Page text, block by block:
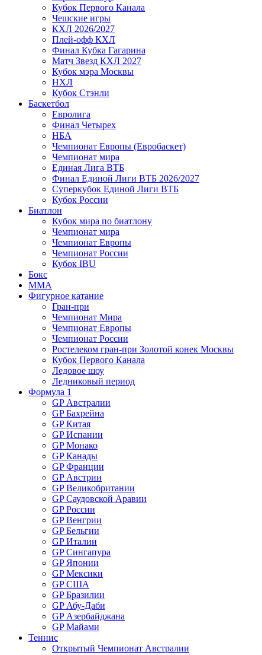
Кубок Первого Канала
Чешские игры
КХЛ 2026/2027
Плей-офф КХЛ
Финал Кубка Гагарина
Матч Звезд КХЛ 2027
Кубок мэра Москвы
НХЛ
Кубок Стэнли
Баскетбол
Евролига
Финал Четырех
НБА
Чемпионат Европы (Евробаскет)
Чемпионат мира
Единая Лига ВТБ
Финал Единой Лиги ВТБ 2026/2027
Суперкубок Единой Лиги ВТБ
Кубок России
Биатлон
Кубок мира по биатлону
Чемпионат мира
Чемпионат Европы
Чемпионат России
Кубок IBU
Бокс
MMA
Фигурное катание
Гран-при
Чемпионат Мира
Чемпионат Европы
Чемпионат России
Ростелеком гран-при Золотой конек Москвы
Кубок Первого Канала
Ледовое шоу
Ледниковый период
Формула 1
GP Австралии
GP Бахрейна
GP Китая
GP Испании
GP Монако
GP Канады
GP Франции
GP Австрии
GP Великобритании
GP Саудовской Аравии
GP России
GP Венгрии
GP Бельгии
GP Италии
GP Сингапура
GP Японии
GP Мексики
GP США
GP Бразилии
GP Абу-Даби
GP Азербайджана
GP Майами
Теннис
Открытый Чемпионат Австралии